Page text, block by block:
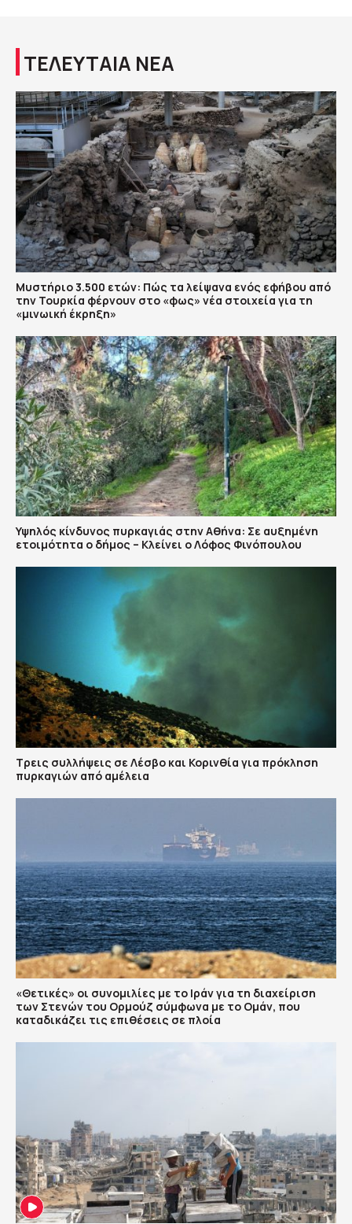
ΤΕΛΕΥΤΑΙΑ ΝΕΑ
Μυστήριο 3.500 ετών: Πώς τα λείψανα ενός εφήβου από
την Τουρκία φέρνουν στο «φως» νέα στοιχεία για τη
«μινωική έκρηξη»
Υψηλός κίνδυνος πυρκαγιάς στην Αθήνα: Σε αυξημένη
ετοιμότητα ο δήμος – Κλείνει ο Λόφος Φινόπουλου
Τρεις συλλήψεις σε Λέσβο και Κορινθία για πρόκληση
πυρκαγιών από αμέλεια
«Θετικές» οι συνομιλίες με το Ιράν για τη διαχείριση
των Στενών του Ορμούζ σύμφωνα με το Ομάν, που
καταδικάζει τις επιθέσεις σε πλοία